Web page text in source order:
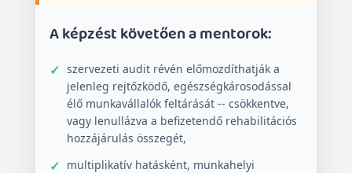
A képzést követően a mentorok:
szervezeti audit révén előmozdíthatják a
jelenleg rejtőzködő, egészségkárosodással
élő munkavállalók feltárását -- csökkentve,
vagy lenullázva a befizetendő rehabilitációs
hozzájárulás összegét,
multiplikatív hatásként, munkahelyi